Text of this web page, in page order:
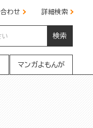
わせ 詳細検索
検索
マンガよもんが